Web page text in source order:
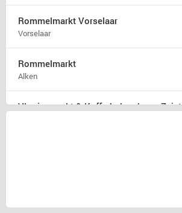
Rommelmarkt Vorselaar
Vorselaar
Rommelmarkt
Alken
Vlooienmarkt & Kofferbakverkoop Zeist